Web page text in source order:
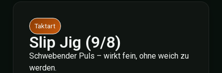
Taktart
Slip Jig (9/8)
Schwebender Puls – wirkt fein, ohne weich zu
werden.